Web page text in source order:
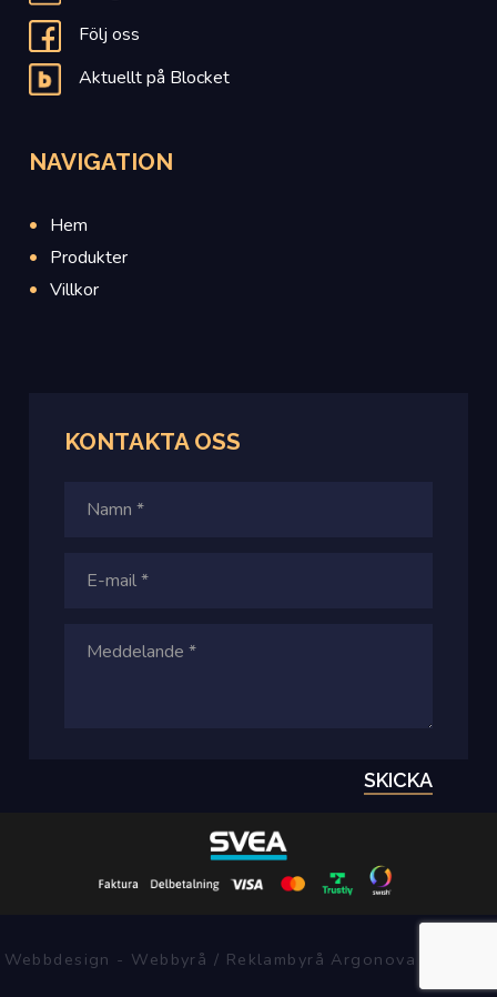
Följ oss
Aktuellt på Blocket
NAVIGATION
Hem
Produkter
Villkor
KONTAKTAOSS
SKICKA
Webbdesign - Webbyrå / Reklambyrå Argonova Systems